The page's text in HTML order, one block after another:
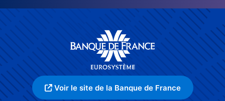
Voir le site de la Banque de France